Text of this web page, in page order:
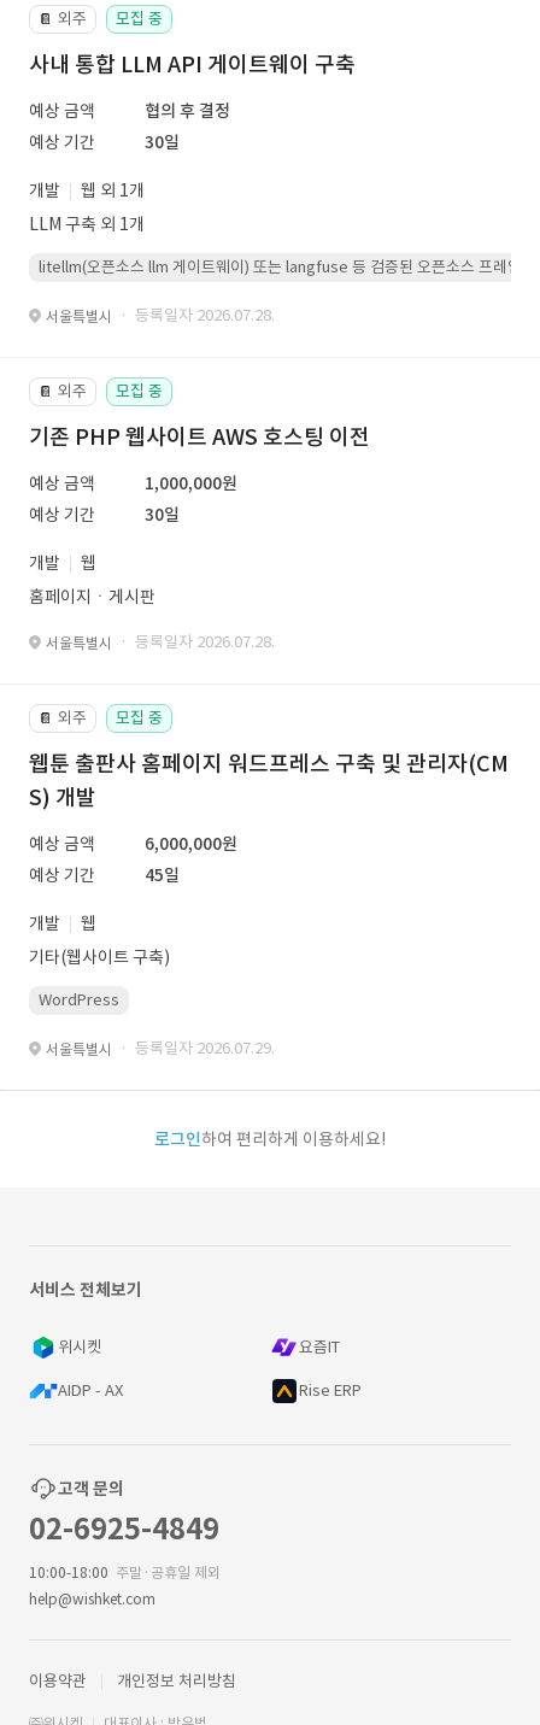
📔 외주 모집 중
사내 통합 LLM API 게이트웨이 구축
예상 금액
협의 후 결정
예상 기간
30일
개발
웹 외 1개
LLM 구축 외 1개
litellm(오픈소스 llm 게이트웨이) 또는 langfuse 등 검증된 오픈소스 프레임워
서울특별시 · 등록일자 2026.07.28.
📔 외주 모집 중
기존 PHP 웹사이트 AWS 호스팅 이전
예상 금액
1,000,000원
예상 기간
30일
개발
웹
홈페이지ㆍ게시판
서울특별시 · 등록일자 2026.07.28.
📔 외주 모집 중
웹툰 출판사 홈페이지 워드프레스 구축 및 관리자(CM
S) 개발
예상 금액
6,000,000원
예상 기간
45일
개발
웹
기타(웹사이트 구축)
WordPress
서울특별시 · 등록일자 2026.07.29.
로그인하여 편리하게 이용하세요!
서비스 전체보기
위시켓 요즘IT
AIDP - AX Rise ERP
고객 문의
02-6925-4849
10:00-18:00 주말·공휴일 제외
help@wishket.com
이용약관 개인정보 처리방침